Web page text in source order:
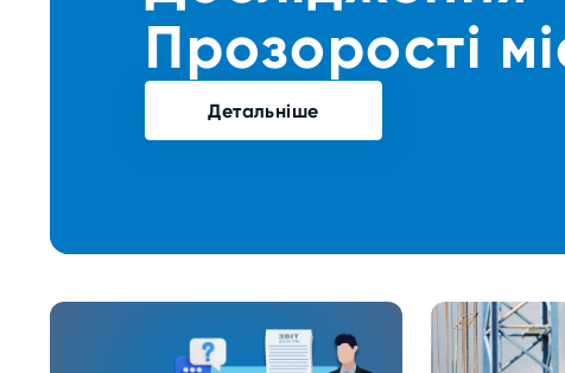
Прозорості
Детальніше